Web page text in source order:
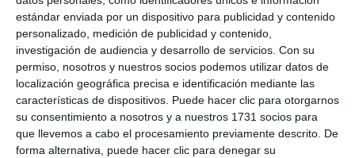
estándar enviada por un dispositivo para publicidad y contenido
personalizado, medición de publicidad y contenido,
investigación de audiencia y desarrollo de servicios. Con su
permiso, nosotros y nuestros socios podemos utilizar datos de
localización geográfica precisa e identificación mediante las
características de dispositivos. Puede hacer clic para otorgarnos
su consentimiento a nosotros y a nuestros 1731 socios para
que llevemos a cabo el procesamiento previamente descrito. De
forma alternativa, puede hacer clic para denegar su